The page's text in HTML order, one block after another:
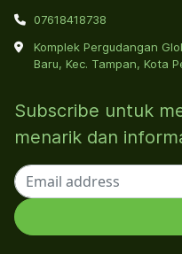
07618418738
Komplek Pergudangan
Baru, Kec. Tampan, Kota
Subscribe untuk
menarik dan